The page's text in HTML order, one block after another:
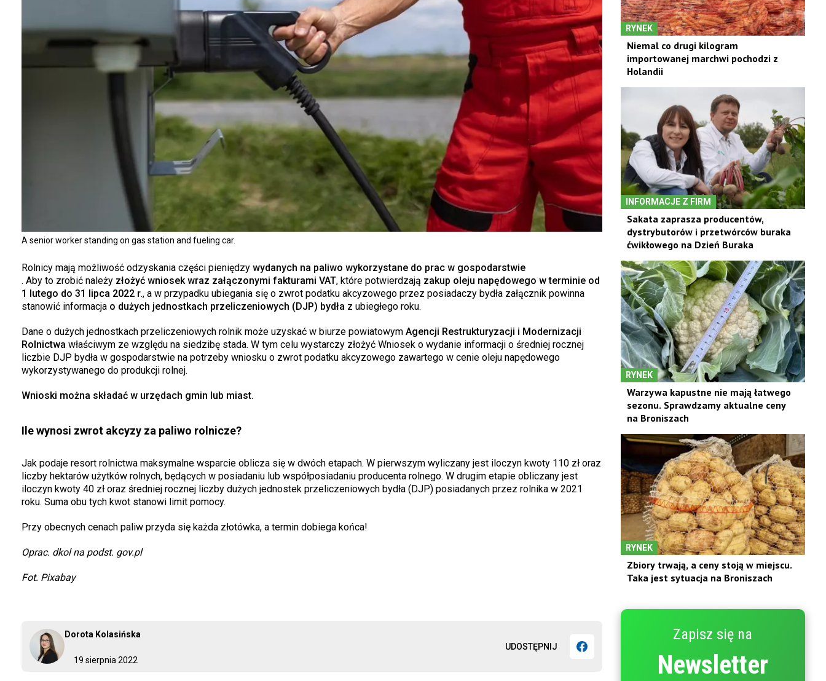
A senior worker standing on gas station and fueling car.
19 sierpnia 2022
Dorota Kolasińska
UDOSTĘPNIJ
Rolnicy mają możliwość odzyskania części pieniędzy wydanych na paliwo wykorzystane do prac w gospodarstwie
. Aby to zrobić należy złożyć wniosek wraz załączonymi fakturami VAT, które potwierdzają zakup oleju napędowego w terminie od
1 lutego do 31 lipca 2022 r., a w przypadku ubiegania się o zwrot podatku akcyzowego przez posiadaczy bydła załącznik powinna
stanowić informacja o dużych jednostkach przeliczeniowych (DJP) bydła z ubiegłego roku.
Dane o dużych jednostkach przeliczeniowych rolnik może uzyskać w biurze powiatowym Agencji Restrukturyzacji i Modernizacji
Rolnictwa właściwym ze względu na siedzibę stada. W tym celu wystarczy złożyć Wniosek o wydanie informacji o średniej rocznej
liczbie DJP bydła w gospodarstwie na potrzeby wniosku o zwrot podatku akcyzowego zawartego w cenie oleju napędowego
wykorzystywanego do produkcji rolnej.
Wnioski można składać w urzędach gmin lub miast.
Ile wynosi zwrot akcyzy za paliwo rolnicze?
Jak podaje resort rolnictwa maksymalne wsparcie oblicza się w dwóch etapach. W pierwszym wyliczany jest iloczyn kwoty 110 zł oraz
liczby hektarów użytków rolnych, będących w posiadaniu lub współposiadaniu producenta rolnego. W drugim etapie obliczany jest
iloczyn kwoty 40 zł oraz średniej rocznej liczby dużych jednostek przeliczeniowych bydła (DJP) posiadanych przez rolnika w 2021
roku. Suma obu tych kwot stanowi limit pomocy.
Przy obecnych cenach paliw przyda się każda złotówka, a termin dobiega końca!
Oprac. dkol na podst. gov.pl
Fot. Pixabay
RYNEK
Niemal co drugi kilogram
importowanej marchwi pochodzi z
Holandii
INFORMACJE Z FIRM
Sakata zaprasza producentów,
dystrybutorów i przetwórców buraka
ćwikłowego na Dzień Buraka
RYNEK
Warzywa kapustne nie mają łatwego
sezonu. Sprawdzamy aktualne ceny
na Broniszach
RYNEK
Zbiory trwają, a ceny stoją w miejscu.
Taka jest sytuacja na Broniszach
Zapisz się na
Newsletter